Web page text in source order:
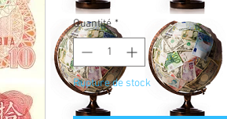
Quantité *
Rupture de stock